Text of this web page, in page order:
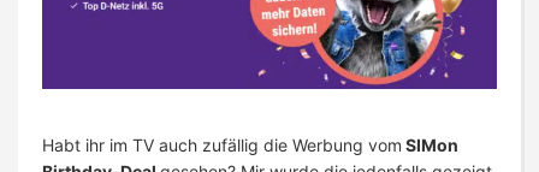
Habt ihr im TV auch zufällig die Werbung vom SIMon